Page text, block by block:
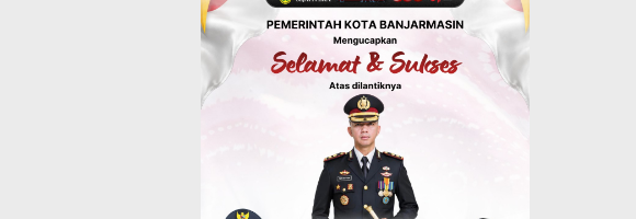
KUA-PPAS 2027 Banjarbaru
Defisit 170 Miliar,
Pendapatan 1,2 Triliun
Belanja 1,37 Triliun, Tutup
Kekurangan dari SiLPA
Agustus 7, 2026